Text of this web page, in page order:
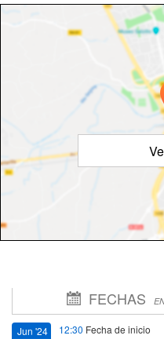
FECHAS
Jun '24 12:30 Fecha de inicio